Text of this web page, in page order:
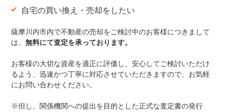
自宅の買い換え・売却をしたい
薩摩川内市内で不動産の売却をご検討中のお客様につきまして
は、無料にて査定を承っております。
お客様の大切な資産を適正に評価し、安心してご検討いただけ
るよう、迅速かつ丁寧に対応させていただきますので、お気軽
にお問い合わせください。
※但し、関係機関への提出を目的とした正式な査定書の発行